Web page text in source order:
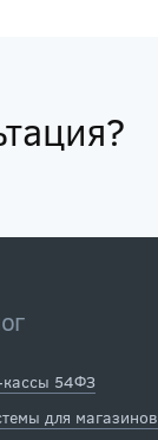
54ФЗ
для магазинов